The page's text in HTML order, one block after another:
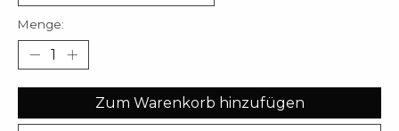
Menge:
Zum Warenkorb hinzufügen